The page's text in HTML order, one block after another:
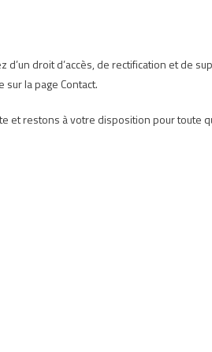
d’un droit d’accès, de rectification et de
la page Contact.
et restons à votre disposition pour toute